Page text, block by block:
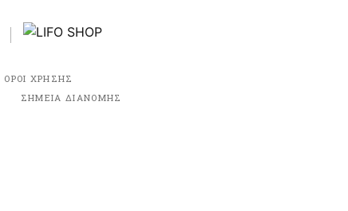
ΟΡΟΙ ΧΡΗΣΗΣ
ΣΗΜΕΙΑ ΔΙΑΝΟΜΗΣ